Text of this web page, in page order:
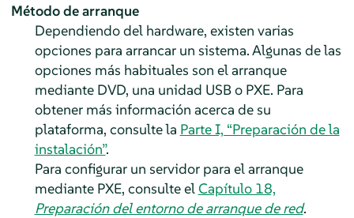
Método de arranque
Dependiendo del hardware, existen varias
opciones para arrancar un sistema. Algunas de las
opciones más habituales son el arranque
mediante DVD, una unidad USB o PXE. Para
obtener más información acerca de su
plataforma, consulte la Parte I, “Preparación de la
instalación”.
Para configurar un servidor para el arranque
mediante PXE, consulte elCapítulo 18,
Preparación del entorno de arranque de red.